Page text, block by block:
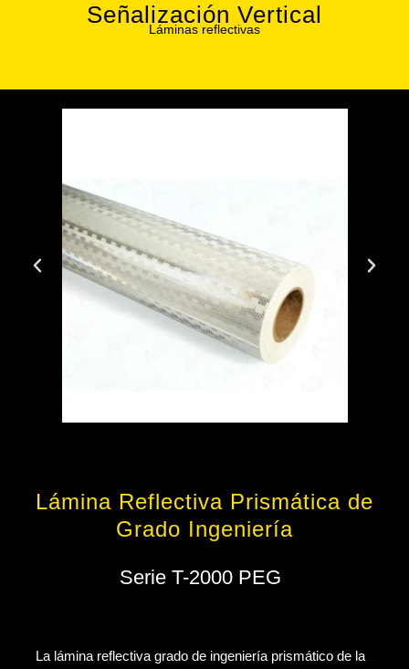
Señalización Vertical
Láminas reflectivas
Lámina Reflectiva Prismática de
Grado Ingeniería
Serie T-2000 PEG
La lámina reflectiva grado de ingeniería prismático de la